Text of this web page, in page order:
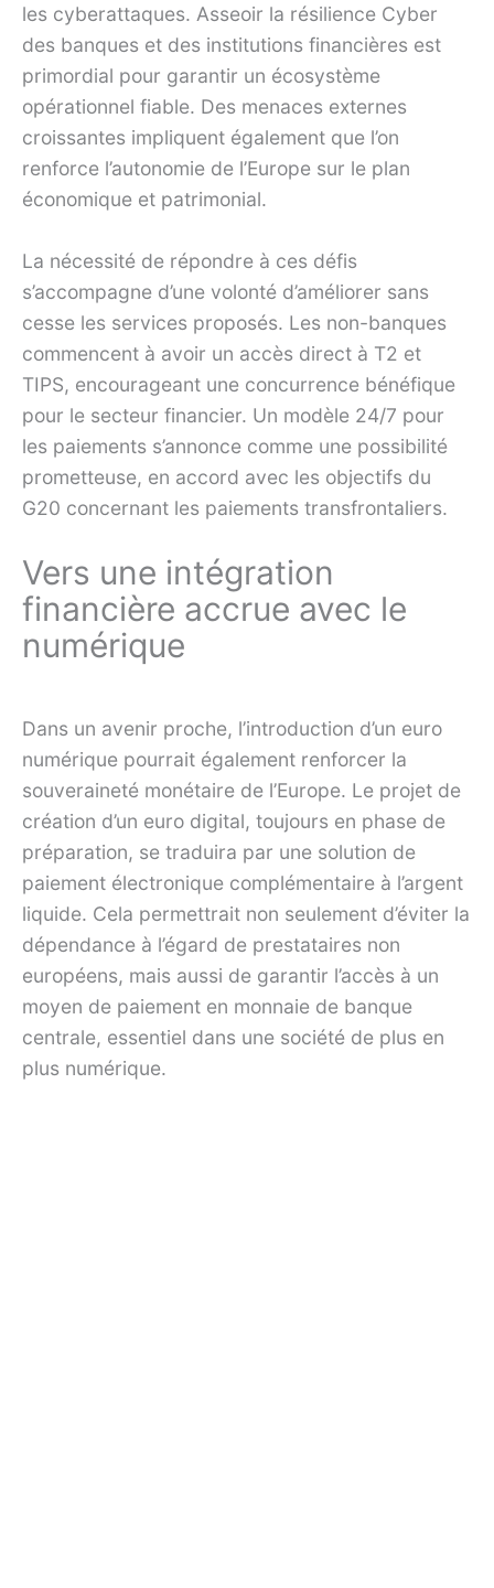
les cyberattaques. Asseoir la résilience Cyber
des banques et des institutions financières est
primordial pour garantir un écosystème
opérationnel fiable. Des menaces externes
croissantes impliquent également que l’on
renforce l’autonomie de l’Europe sur le plan
économique et patrimonial.
La nécessité de répondre à ces défis
s’accompagne d’une volonté d’améliorer sans
cesse les services proposés. Les non-banques
commencent à avoir un accès direct à T2 et
TIPS, encourageant une concurrence bénéfique
pour le secteur financier. Un modèle 24/7 pour
les paiements s’annonce comme une possibilité
prometteuse, en accord avec les objectifs du
G20 concernant les paiements transfrontaliers.
Vers une intégration
financière accrue avec le
numérique
Dans un avenir proche, l’introduction d’un euro
numérique pourrait également renforcer la
souveraineté monétaire de l’Europe. Le projet de
création d’un euro digital, toujours en phase de
préparation, se traduira par une solution de
paiement électronique complémentaire à l’argent
liquide. Cela permettrait non seulement d’éviter la
dépendance à l’égard de prestataires non
européens, mais aussi de garantir l’accès à un
moyen de paiement en monnaie de banque
centrale, essentiel dans une société de plus en
plus numérique.